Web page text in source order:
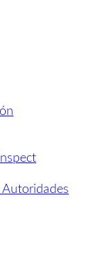
Autoridades